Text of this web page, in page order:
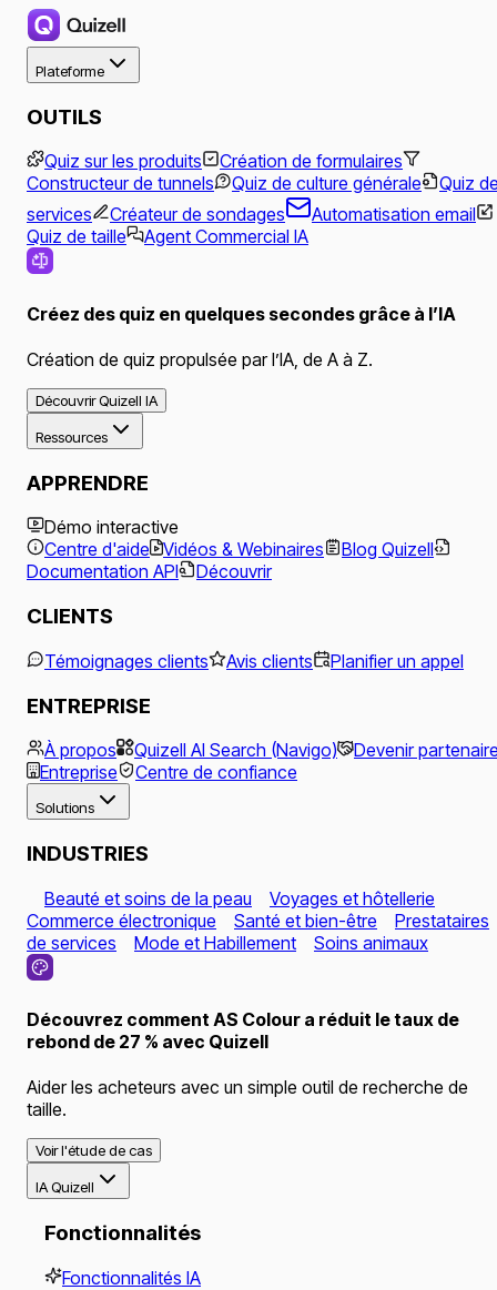
Plateforme
OUTILS
Quiz sur les produits
Création de formulaires
Constructeur de tunnels
Quiz de culture générale
Quiz
services
Créateur de sondages
Automatisation email
Quiz de taille
Agent Commercial IA
Créez des quiz en quelques secondes grâce à l’IA
Création de quiz propulsée par l’IA, de A à Z.
Découvrir Quizell IA
Ressources
APPRENDRE
Démo interactive
Centre d'aide
Vidéos & Webinaires
Blog Quizell
Documentation API
Découvrir
CLIENTS
Témoignages clients Avis clients Planifier un appel
ENTREPRISE
À propos Quizell AI Search (Navigo)
Devenir
Entreprise
Centre de confiance
Solutions
INDUSTRIES
Beauté et soins de la peau
Voyages et hôtellerie
Commerce électronique
Santé et bien-être
Prestataires
de services
Mode et Habillement Soins animaux
Découvrez comment AS Colour a réduit le taux de
rebond de 27 % avec Quizell
Aider les acheteurs avec un simple outil de recherche de
taille.
Voir l'étude de cas
IA Quizell
Fonctionnalités
Fonctionnalités IA